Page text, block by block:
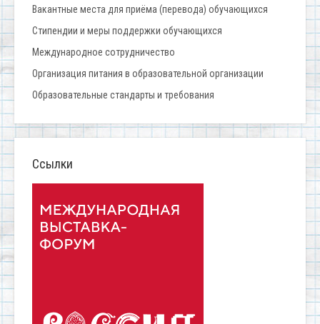
Вакантные места для приёма (перевода) обучающихся
Стипендии и меры поддержки обучающихся
Международное сотрудничество
Организация питания в образовательной организации
Образовательные стандарты и требования
Ссылки